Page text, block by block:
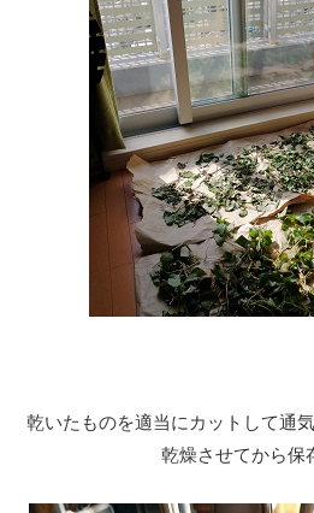
乾いたものを適当にカットして通
乾燥させてから保